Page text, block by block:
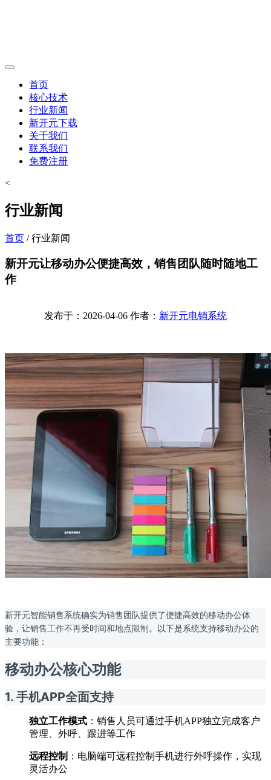
首页
核心技术
行业新闻
新开元下载
关于我们
联系我们
免费注册
<
行业新闻
首页 / 行业新闻
新开元让移动办公便捷高效，销售团队随时随地工
作
发布于：2026-04-06 作者： 新开元电销系统
新开元智能销售系统确实为销售团队提供了便捷高效的移动办公体
验，让销售工作不再受时间和地点限制。以下是系统支持移动办公的
主要功能：
移动办公核心功能
1. 手机APP全面支持
独立工作模式 ：销售人员可通过手机APP独立完成客户
管理、外呼、跟进等工作
远程控制 ：电脑端可远程控制手机进行外呼操作，实现
灵活办公